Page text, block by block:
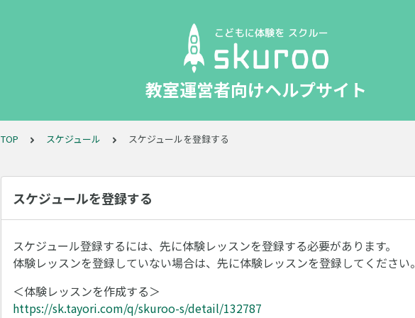
教室運営者向けヘルプサイト
TOP スケジュール スケジュールを登録する
スケジュールを登録する
スケジュール登録するには、先に体験レッスンを登録する必要があります。
体験レッスンを登録していない場合は、先に体験レッスンを登録してください。
＜体験レッスンを作成する＞
https://sk.tayori.com/q/skuroo-s/detail/132787